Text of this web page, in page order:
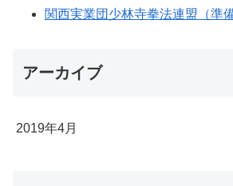
関西実業団少林寺拳法連盟（準備
アーカイブ
2019年4月